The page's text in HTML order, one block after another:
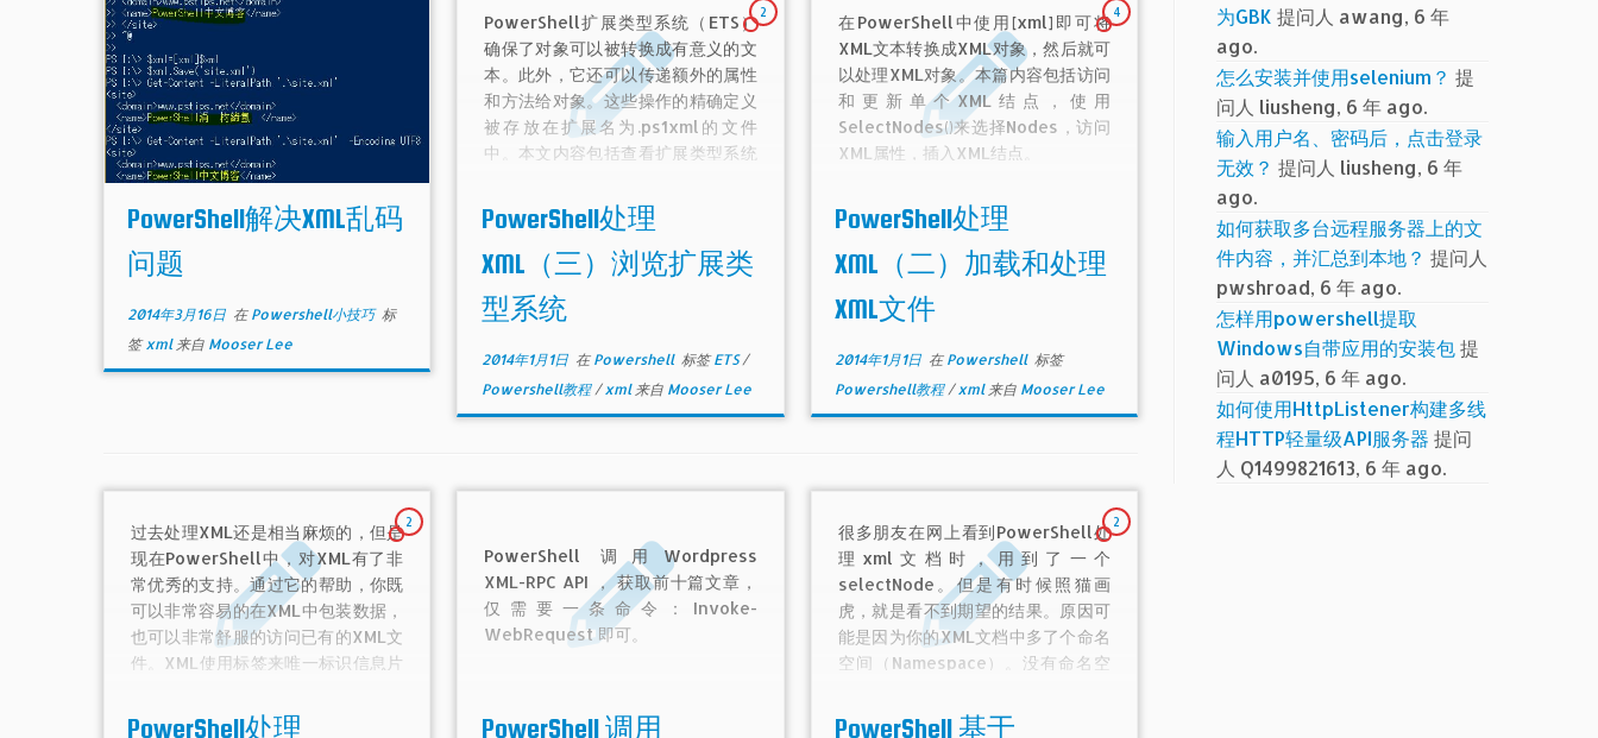
PowerShell解决XML乱码
问题
2014年3月16日 在 Powershell小技巧 标
签xml 来自 Mooser Lee
2
PowerShell扩展类型系统（ETS）
确保了对象可以被转换成有意义的文
本。此外，它还可以传递额外的属性
和方法给对象。这些操作的精确定义
被存放在扩展名为.ps1xml的文件
中。本文内容包括查看扩展类型系统
PowerShell处理
XML（三）浏览扩展类
型系统
2014年1月1日在 Powershell 标签ETS/
Powershell教程/xml 来自 Mooser Lee
4
在PowerShell中使用[xml]即可将
XML文本转换成XML对象，然后就可
以处理XML对象。本篇内容包括访问
和更新单个XML结点，使用
SelectNodes()来选择Nodes，访问
XML属性，插入XML结点。
PowerShell处理
XML（二）加载和处理
XML文件
2014年1月1日在 Powershell 标签
Powershell教程/xml 来自 Mooser Lee
2
过去处理XML还是相当麻烦的，但是
现在PowerShell中，对XML有了非
常优秀的支持。通过它的帮助，你既
可以非常容易的在XML中包装数据，
也可以非常舒服的访问已有的XML文
件。XML使用标签来唯一标识信息片
使用的一样，是一对尖括号。
PowerShell处理
PowerShell 调用Wordpress
XML-RPC API ， 获取前十篇文章，
仅需要一条命令：Invoke-
WebRequest 即可。
PowerShell 调用
2
很多朋友在网上看到PowerShell处
理xml文档时，用到了一个
selectNode。但是有时候照猫画
虎，就是看不到期望的结果。原因可
能是因为你的XML文档中多了个命名
空间（Namespace）。没有命名空
间后，
PowerShell 基于
为GBK 提问人 awang, 6 年
ago.
怎么安装并使用selenium？ 提
问人 liusheng, 6 年 ago.
输入用户名、密码后，点击登录
无效？ 提问人 liusheng, 6 年
ago.
如何获取多台远程服务器上的文
件内容，并汇总到本地？ 提问人
pwshroad, 6 年 ago.
怎样用powershell提取
Windows自带应用的安装包提
问人 a0195, 6 年 ago.
如何使用HttpListener构建多线
程HTTP轻量级API服务器 提问
人 Q1499821613, 6 年 ago.